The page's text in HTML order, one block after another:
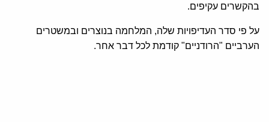
בהקשרים עקיפים.
על פי סדר העדיפויות שלה, המלחמה בנוצרים ובמשטרים
הערביים "הרודניים" קודמת לכל דבר אחר.